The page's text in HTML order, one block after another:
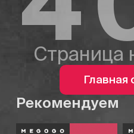
Страница
Главная
Рекомендуем